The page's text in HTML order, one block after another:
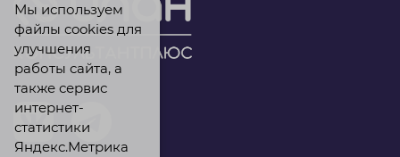
Мы используем
файлы cookies для
улучшения
работы сайта, а
также сервис
интернет-
статистики
Яндекс.Метрика